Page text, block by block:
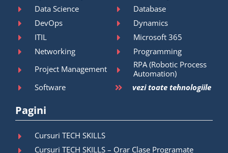
Data Science
Database
DevOps
Dynamics
ITIL
Microsoft 365
Networking
Programming
Project Management
RPA (Robotic Process
Automation)
Software
vezi toate tehnologiile
Pagini
Cursuri TECH SKILLS
Cursuri TECH SKILLS – Orar Clase Programate